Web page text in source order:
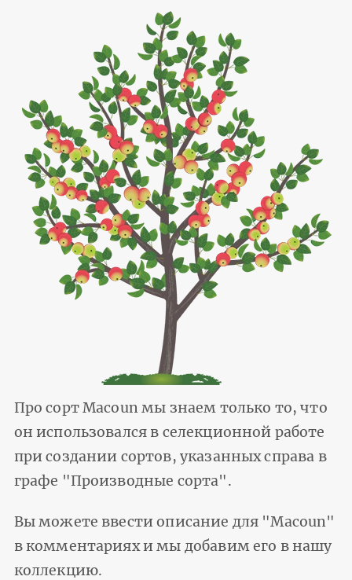
Про сорт Macoun мы знаем только то, что
он использовался в селекционной работе
при создании сортов, указанных справа в
графе "Производные сорта".
Вы можете ввести описание для "Macoun"
в комментариях и мы добавим его в нашу
коллекцию.